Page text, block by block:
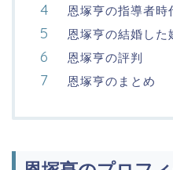
恩塚亨の指導者時
恩塚亨の結婚した
恩塚亨の評判
恩塚亨のまとめ